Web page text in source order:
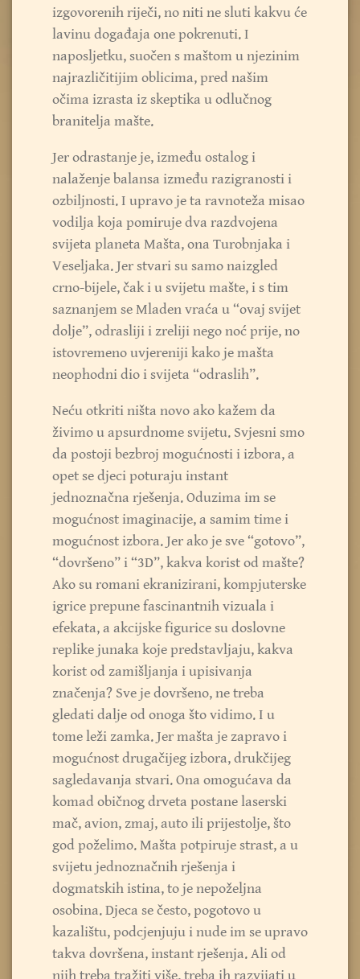
izgovorenih riječi, no niti ne sluti kakvu će
lavinu događaja one pokrenuti. I
naposljetku, suočen s maštom u njezinim
najrazličitijim oblicima, pred našim
očima izrasta iz skeptika u odlučnog
branitelja mašte.
Jer odrastanje je, između ostalog i
nalaženje balansa između razigranosti i
ozbiljnosti. I upravo je ta ravnoteža misao
vodilja koja pomiruje dva razdvojena
svijeta planeta Mašta, ona Turobnjaka i
Veseljaka. Jer stvari su samo naizgled
crno-bijele, čak i u svijetu mašte, i s tim
saznanjem se Mladen vraća u “ovaj svijet
dolje”, odrasliji i zreliji nego noć prije, no
istovremeno uvjereniji kako je mašta
neophodni dio i svijeta “odraslih”.
Neću otkriti ništa novo ako kažem da
živimo u apsurdnome svijetu. Svjesni smo
da postoji bezbroj mogućnosti i izbora, a
opet se djeci poturaju instant
jednoznačna rješenja. Oduzima im se
mogućnost imaginacije, a samim time i
mogućnost izbora. Jer ako je sve “gotovo”,
“dovršeno” i “3D”, kakva korist od mašte?
Ako su romani ekranizirani, kompjuterske
igrice prepune fascinantnih vizuala i
efekata, a akcijske figurice su doslovne
replike junaka koje predstavljaju, kakva
korist od zamišljanja i upisivanja
značenja? Sve je dovršeno, ne treba
gledati dalje od onoga što vidimo. I u
tome leži zamka. Jer mašta je zapravo i
mogućnost drugačijeg izbora, drukčijeg
sagledavanja stvari. Ona omogućava da
komad običnog drveta postane laserski
mač, avion, zmaj, auto ili prijestolje, što
god poželimo. Mašta potpiruje strast, a u
svijetu jednoznačnih rješenja i
dogmatskih istina, to je nepoželjna
osobina. Djeca se često, pogotovo u
kazalištu, podcjenjuju i nude im se upravo
takva dovršena, instant rješenja. Ali od
njih treba tražiti više, treba ih razvijati u